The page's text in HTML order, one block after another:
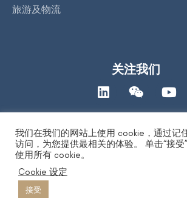
旅游及物流
关注我们
联络我们
著作权保护声明
by DYXnet 第一线有限公司. All Right Reserved.
我们在我们的网站上使用 cookie，通过记
访问，为您提供最相关的体验。 单击“接
使用所有 cookie。
Cookie 设定
接受